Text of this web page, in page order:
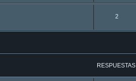
2
RESPUESTAS